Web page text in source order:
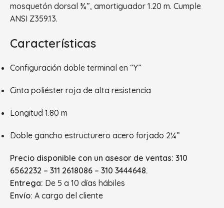
mosquetón dorsal ¾”, amortiguador 1.20 m. Cumple
ANSI Z359.13.
Características
Configuración doble terminal en “Y”
Cinta poliéster roja de alta resistencia
Longitud 1.80 m
Doble gancho estructurero acero forjado 2¼”
Precio disponible con un asesor de ventas: 310
6562232 – 311 2618086 – 310 3444648.
Entrega: De 5 a 10 días hábiles
Envío: A cargo del cliente